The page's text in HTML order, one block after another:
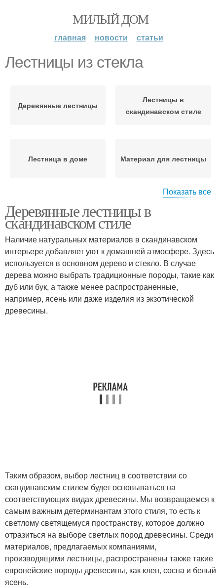
МИЛЫЙ ДОМ
главная новости статьи
Лестницы из стекла
Деревянные лестницы
Лестницы в
скандинавском стиле
Лестница в доме Материал для лестницы
Лестницы из массива
лестницы
Лестницы из камня
Показать все
Деревянные лестницы в
скандинавском стиле
Наличие натуральных материалов в скандинавском
интерьере добавляет уют к домашней атмосфере. Здесь
используется в основном дерево и стекло. В случае
дерева можно выбрать традиционные породы, такие как
дуб или бук, а также менее распространенные,
например, ясень или даже изделия из экзотической
древесины.
Таким образом, выбор лестниц в соответствии со
скандинавским стилем будет основываться на
соответствующих видах древесины. Мы возвращаемся к
самым важным детерминантам этого стиля, то есть к
светлому светящемуся пространству, которое должно
отразиться на выборе светлых пород древесины. Среди
материалов, предлагаемых компаниями,
производящими лестницы, распространены также такие
европейские породы древесины, как клен, сосна и белый
ясень.